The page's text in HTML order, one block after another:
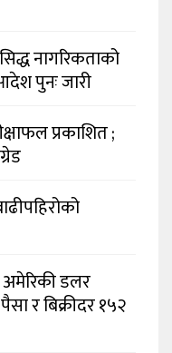
नागरिकताको
पुनः जारी
प्रकाशित ;
अमेरिकी डलर
र बिक्रीदर १५२